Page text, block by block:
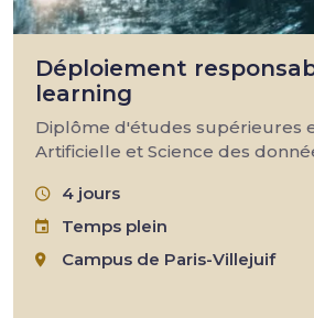
Déploiement
learning
Diplôme d'études supérieures
Artificielle et Science des
4 jours
Temps plein
Campus de Paris-Villejuif